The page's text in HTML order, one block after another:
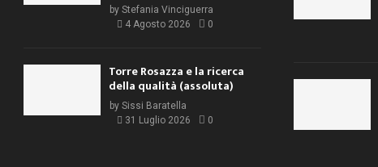
by Stefania Vinciguerra
4 Agosto 2026
0
Torre Rosazza e la ricerca
della qualità (assoluta)
by Sissi Baratella
31 Luglio 2026
0